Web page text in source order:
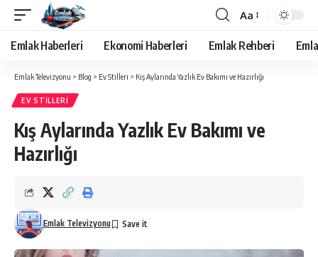
Yazı
Tipi
Boyutlandırıcı
Aa
Emlak Haberleri Ekonomi Haberleri Emlak Rehberi
Emlak Televizyonu > Blog > Ev Stilleri > Kış Aylarında Yazlık Ev Bakımı ve Hazırlığı
EV STILLERI
Kış Aylarında Yazlık Ev Bakımı ve
Hazırlığı
Emlak Televizyonu